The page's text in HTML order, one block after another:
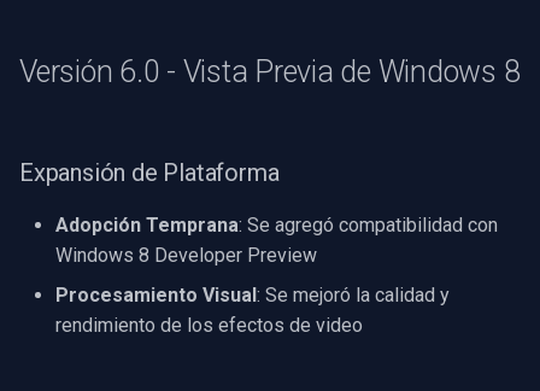
Versión 6.0 - Vista Previa de Windows 8
Expansión de Plataforma
Adopción Temprana: Se agregó compatibilidad con
Windows 8 Developer Preview
Procesamiento Visual: Se mejoró la calidad y
rendimiento de los efectos de video